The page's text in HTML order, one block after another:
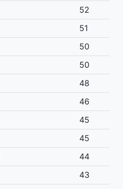
52
51
50
50
48
46
45
45
44
43